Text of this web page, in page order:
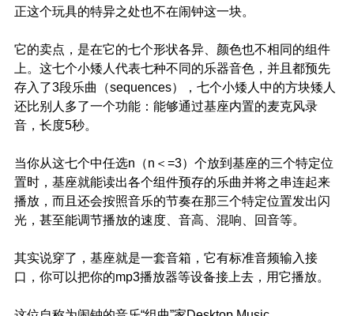
正这个玩具的特异之处也不在闹钟这一块。
它的卖点，是在它的七个形状各异、颜色也不相同的组件
上。这七个小矮人代表七种不同的乐器音色，并且都预先
存入了3段乐曲（sequences），七个小矮人中的方块矮人
还比别人多了一个功能：能够通过基座内置的麦克风录
音，长度5秒。
当你从这七个中任选n（n＜=3）个放到基座的三个特定位
置时，基座就能读出各个组件预存的乐曲并将之串连起来
播放，而且还会按照音乐的节奏在那三个特定位置发出闪
光，甚至能调节播放的速度、音高、混响、回音等。
其实说穿了，基座就是一套音箱，它有标准音频输入接
口，你可以把你的mp3播放器等设备接上去，用它播放。